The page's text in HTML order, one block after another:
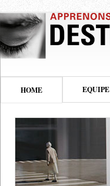
HOME EQUIPE